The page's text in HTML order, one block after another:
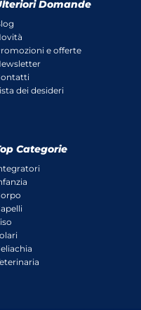
Domande
e offerte
dei desideri
Categorie